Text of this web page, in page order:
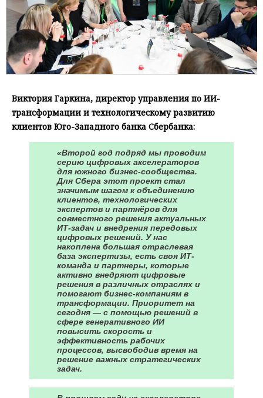
Виктория Гаркина, директор управления по ИИ-
трансформации и технологическому развитию
клиентов Юго-Западного банка Сбербанка:
«Второй год подряд мы проводим
серию цифровых акселераторов
для южного бизнес-сообщества.
Для Сбера этот проект стал
значимым шагом к объединению
клиентов, технологических
экспертов и партнёров для
совместного решения актуальных
ИТ-задач и внедрения передовых
цифровых решений. У нас
накоплена большая отраслевая
база экспертизы, есть своя ИТ-
команда и партнеры, которые
активно внедряют цифровые
решения в различных отраслях и
помогают бизнес-компаниям в
трансформации. Приоритет на
сегодня — с помощью решений в
сфере генеративного ИИ
повысить скорость и
эффективность рабочих
процессов, высвободив время на
решение важных стратегических
задач.